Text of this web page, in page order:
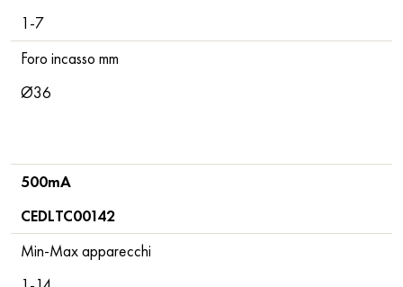
1-7
Foro incasso mm
Ø36
500mA
CEDLTC00142
Min-Max apparecchi